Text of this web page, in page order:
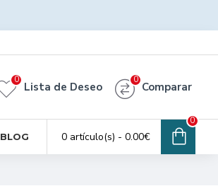
Lista de Deseo
0
Comparar
0
BLOG 0 artículo(s) - 0.00€
0